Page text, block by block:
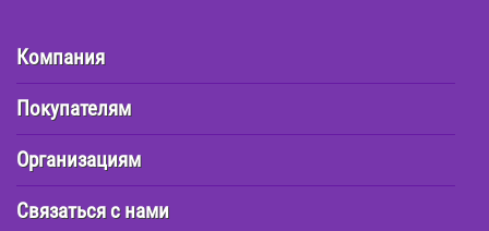
Компания
Покупателям
Организациям
Связаться с нами